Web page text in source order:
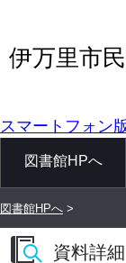
伊万里市
スマートフォン
図書館HPへ
図書館HPへ >
資料詳細